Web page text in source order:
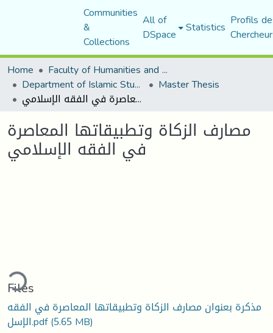
Communities
&
Collections
All of
DSpace Statistics Profils
Home
Faculty of Humanities and Social Sciences
Department of Islamic Studies Master Thesis
مصارف الزكاة وتطبيقاتها المعاصرة في الفقه الإسلامي
مصارف الزكاة وتطبيقاتها المعاصرة
في الفقه الإسلامي
Files
مذكرة بعنوان مصارف الزكاة وتطبيقاتها المعاصرة في الفقه
الإسل.pdf(5.65 MB)